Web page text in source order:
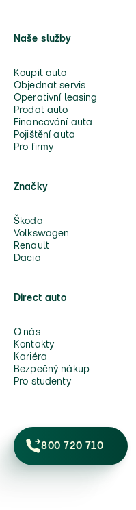
Naše služby
Koupit auto
Objednat servis
Operativní leasing
Prodat auto
Financování auta
Pojištění auta
Pro firmy
Značky
Škoda
Volkswagen
Renault
Dacia
Direct auto
O nás
Kontakty
Kariéra
Bezpečný nákup
Pro studenty
800 720 710